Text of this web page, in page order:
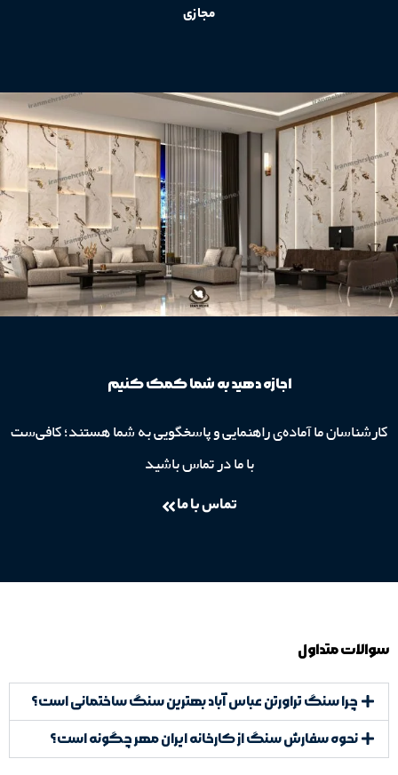
مجازی
اجازه دهید به شما کمک کنیم
کارشناسان ما آماده‌ی راهنمایی و پاسخگویی به شما هستند؛ کافی‌ست
با ما در تماس باشید
تماس با ما
سوالات متداول
چرا سنگ تراورتن عباس آباد بهترین سنگ ساختمانی است؟
نحوه سفارش سنگ از کارخانه ایران مهر چگونه است؟